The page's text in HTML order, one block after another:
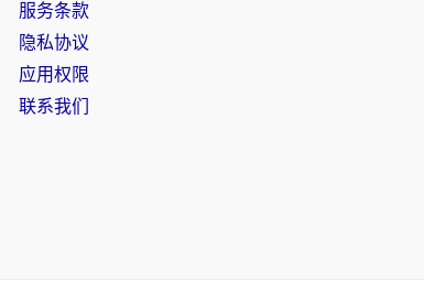
服务条款
隐私协议
应用权限
联系我们